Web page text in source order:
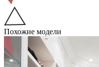
Похожие модели